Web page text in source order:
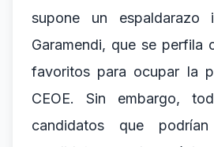
supone un espaldarazo
Garamendi, que se perfila
favoritos para ocupar la
CEOE. Sin embargo,
candidatos que